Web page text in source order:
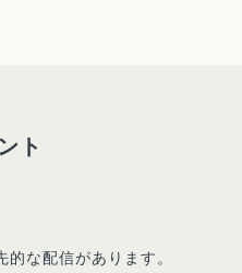
ト
な配信があります。